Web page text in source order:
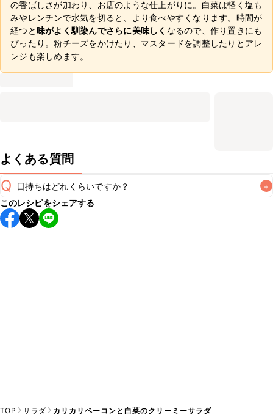
の香ばしさが加わり、お店のような仕上がりに。白菜は軽く塩も
みやレンチンで水気を切ると、より食べやすくなります。時間が
経つと味がよく馴染んでさらに美味しく なるので、作り置きにも
ぴったり。粉チーズをかけたり、マスタードを調整したりとアレ
ンジも楽しめます。
よくある質問
Q 日持ちはどれくらいですか？ +
保存期間は冷蔵で当日中が目安です。なるべくお早めにお召
し上がりください。
このレシピをシェアする
TOP サラダ カリカリベーコンと白菜のクリーミーサラダ